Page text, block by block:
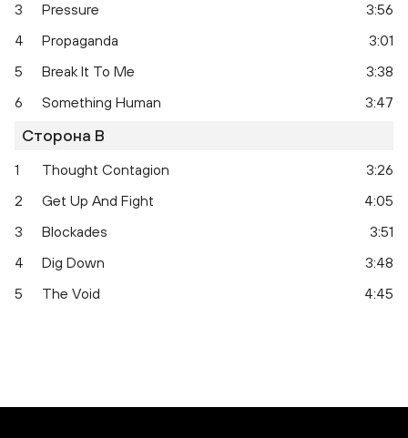
3
Pressure
3:56
4
Propaganda
3:01
5
Break It To Me
3:38
6
Something Human 3:47
Сторона B
1 Thought Contagion
3:26
2
Get Up And Fight
4:05
3
Blockades
3:51
4
Dig Down
3:48
5
The Void 4:45